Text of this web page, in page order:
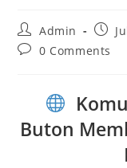
Post
author:
Admin
Post
Post0 Comments
Buton